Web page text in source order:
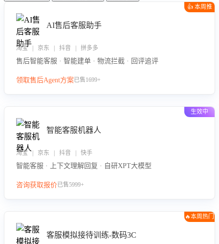
👍 本周推
AI售后客服助手
淘宝 | 京东 | 抖音 | 拼多多
售后智能客服 · 智能建单 · 物流拦截 · 回评追评
领取售后Agent方案已售1699+
生效中
智能客服机器人
淘宝 | 京东 | 抖音 | 快手
智能客服 · 上下文理解回复 · 自研XPT大模型
咨询获取报价已售5999+
🔥本周热门
客服模拟接待训练-数码3C